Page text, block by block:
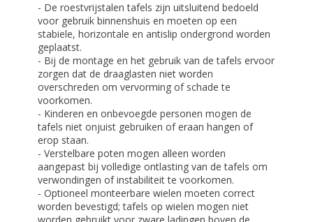
- De roestvrijstalen tafels zijn uitsluitend bedoeld
voor gebruik binnenshuis en moeten op een
stabiele, horizontale en antislip ondergrond worden
geplaatst.
- Bij de montage en het gebruik van de tafels ervoor
zorgen dat de draaglasten niet worden
overschreden om vervorming of schade te
voorkomen.
- Kinderen en onbevoegde personen mogen de
tafels niet onjuist gebruiken of eraan hangen of
erop staan.
- Verstelbare poten mogen alleen worden
aangepast bij volledige ontlasting van de tafels om
verwondingen of instabiliteit te voorkomen.
- Optioneel monteerbare wielen moeten correct
worden bevestigd; tafels op wielen mogen niet